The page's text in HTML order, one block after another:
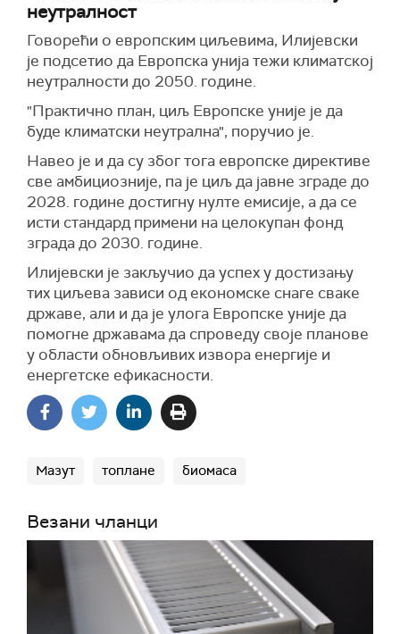
неутралност
Говорећи о европским циљевима, Илијевски
је подсетио да Европска унија тежи климатској
неутралности до 2050. године.
"Практично план, циљ Европске уније је да
буде климатски неутрална", поручио је.
Навео је и да су због тога европске директиве
све амбициозније, па је циљ да јавне зграде до
2028. године достигну нулте емисије, а да се
исти стандард примени на целокупан фонд
зграда до 2030. године.
Илијевски је закључио да успех у достизању
тих циљева зависи од економске снаге сваке
државе, али и да је улога Европске уније да
помогне државама да спроведу своје планове
у области обновљивих извора енергије и
енергетске ефикасности.
Мазут топлане биомаса
Везани чланци